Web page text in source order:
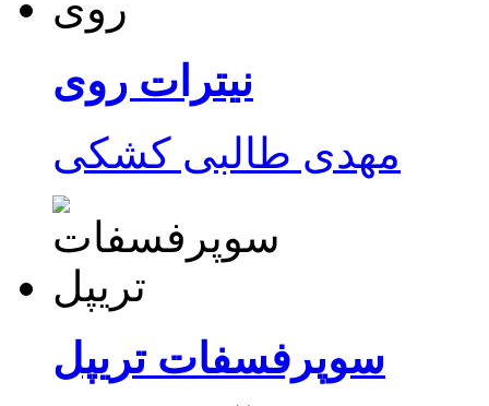
نیترات روی
مهدی طالبی کشکی
سوپرفسفات تریپل